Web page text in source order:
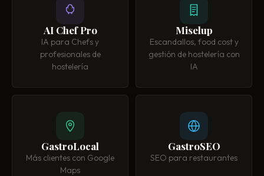
AI Chef Pro
IA para Chefs y
profesionales de
hostelería
Miselup
Escandallos, food cost y
gestión de hostelería con
IA
GastroLocal
Más clientes con Google
Maps
GastroSEO
SEO para restaurantes